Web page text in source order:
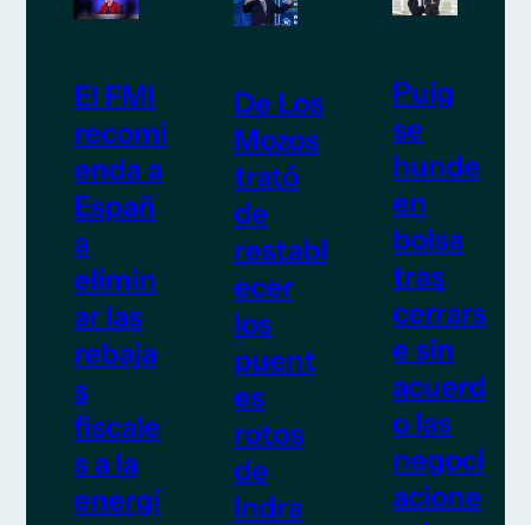
El FMI
recomi
enda a
Españ
a
elimin
ar las
rebaja
s
fiscale
s a la
energí
De Los
Mozos
trató
de
restabl
ecer
los
puent
es
rotos
de
Indra
Puig
se
hunde
en
bolsa
tras
cerrars
e sin
acuerd
o las
negoci
acione